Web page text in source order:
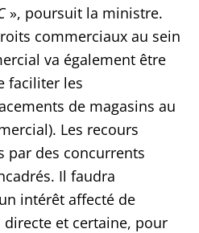
», poursuit la ministre.
commerciaux au sein
va également être
faciliter les
de magasins au
Les recours
par des concurrents
Il faudra
intérêt affecté de
et certaine, pour